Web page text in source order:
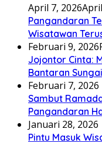
April 7, 2026
Pangandaran
Wisatawan
Februari 9, 2026
Jojontor Cinta:
Bantaran
Februari 7, 2026
Sambut
Pangandaran
Januari 28, 2026
Pintu Masuk